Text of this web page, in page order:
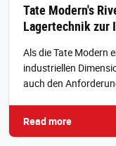
Tate Modern's
Lagertechnik zur
Als die Tate Modern
industriellen
auch den
Read more